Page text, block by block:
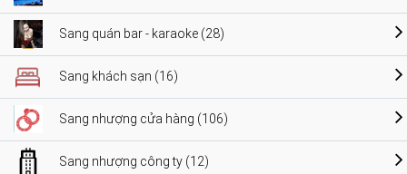
Sang quán bar - karaoke (28)
Sang khách sạn (16)
Sang nhượng cửa hàng (106)
Sang nhượng công ty (12)